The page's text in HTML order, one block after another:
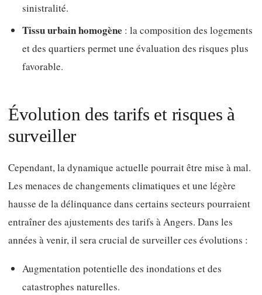
sinistralité.
Tissu urbain homogène : la composition des logements
et des quartiers permet une évaluation des risques plus
favorable.
Évolution des tarifs et risques à
surveiller
Cependant, la dynamique actuelle pourrait être mise à mal.
Les menaces de changements climatiques et une légère
hausse de la délinquance dans certains secteurs pourraient
entraîner des ajustements des tarifs à Angers. Dans les
années à venir, il sera crucial de surveiller ces évolutions :
Augmentation potentielle des inondations et des
catastrophes naturelles.